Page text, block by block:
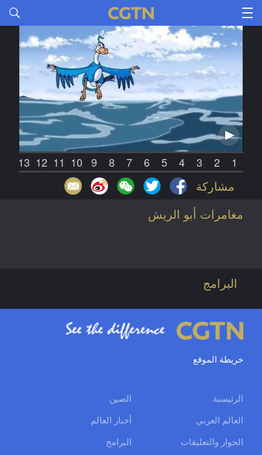
1
2
3
4
5
6
7
8
9
10
11
12
13
مشاركة
مغامرات أبو الريش
البرامج
خريطة الموقع
الرئيسية
الصين
العالم العربي
أخبار العالم
الحوار والتعليقات
البرامج